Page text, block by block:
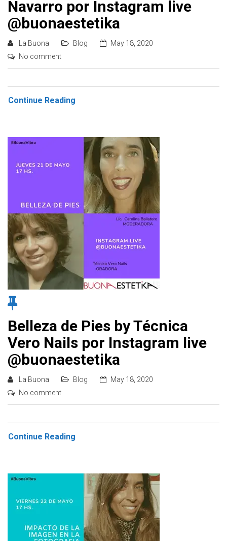
Navarro por Instagram live
@buonaestetika
La Buona Blog
May 18, 2020
No comment
Continue Reading
Belleza de Pies by Técnica
Vero Nails por Instagram live
@buonaestetika
La Buona Blog
May 18, 2020
No comment
Continue Reading